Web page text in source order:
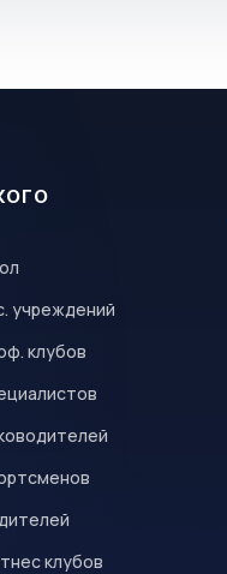
учреждений
клубов
клубов